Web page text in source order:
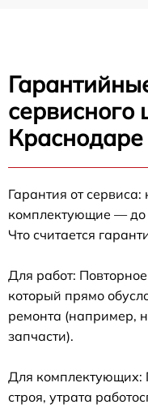
сервисного
Краснодаре
Гарантия от
комплектующие — до
Что считается
Для работ:
который прямо
ремонта (например,
запчасти).
Для
строя, утрата